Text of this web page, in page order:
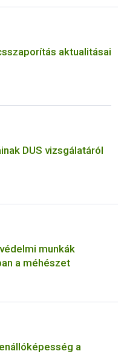
aktualitásai
DUS vizsgálatáról
munkák
a méhészet
a